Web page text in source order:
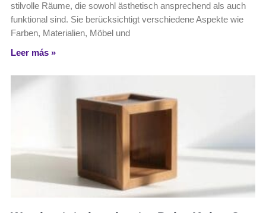
stilvolle Räume, die sowohl ästhetisch ansprechend als auch
funktional sind. Sie berücksichtigt verschiedene Aspekte wie
Farben, Materialien, Möbel und
Leer más »